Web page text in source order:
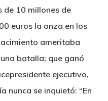
de 10 millones de
euros la onza en los
ameritaba
batalla; que ganó
ejecutivo,
nunca se inquietó: “En